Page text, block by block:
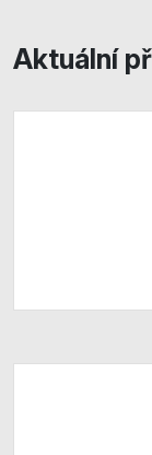
Aktuální